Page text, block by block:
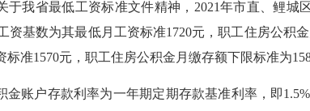
我省最低工资标准文件精神，2021年市直、鲤城
基数为其最低月工资标准1720元，职工住房公积
准1570元，职工住房公积金月缴存额下限标准为
户存款利率为一年期定期存款基准利率，即